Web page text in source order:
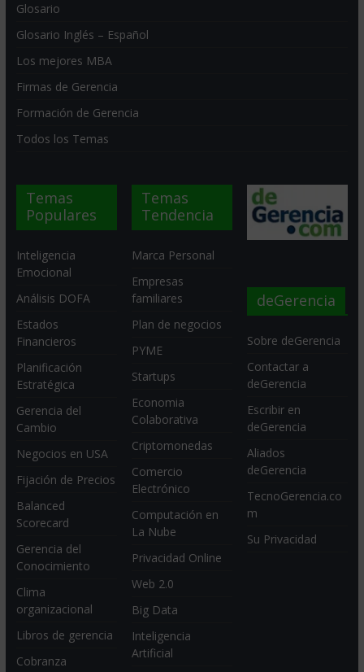
Glosario
Glosario Inglés – Español
Los mejores MBA
Firmas de Gerencia
Formación de Gerencia
Todos los Temas
Temas
Populares
Inteligencia
Emocional
Análisis DOFA
Estados
Financieros
Planificación
Estratégica
Gerencia del
Cambio
Negocios en USA
Fijación de Precios
Balanced
Scorecard
Gerencia del
Conocimiento
Clima
organizacional
Libros de gerencia
Cobranza
Temas
Tendencia
Marca Personal
Empresas
familiares
Plan de negocios
PYME
Startups
Economia
Colaborativa
Criptomonedas
Comercio
Electrónico
Computación en
La Nube
Privacidad Online
Web 2.0
Big Data
Inteligencia
Artificial
deGerencia
Sobre deGerencia
Contactar a
deGerencia
Escribir en
deGerencia
Aliados
deGerencia
TecnoGerencia.co
m
Su Privacidad